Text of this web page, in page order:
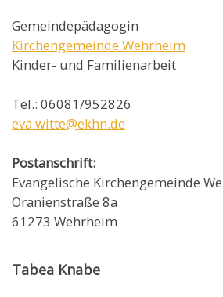
Gemeindepädagogin
Kirchengemeinde Wehrheim
Kinder- und Familienarbeit
Tel.: 06081/952826
eva.witte@ekhn.de
Postanschrift:
Evangelische Kirchengemeinde
Oranienstraße 8a
61273 Wehrheim
Tabea Knabe